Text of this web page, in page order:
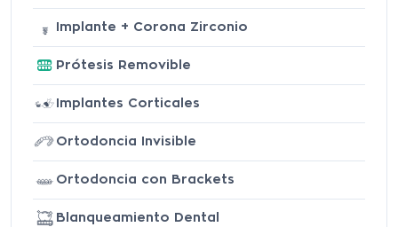
Implante + Corona Zirconio
Prótesis Removible
Implantes Corticales
Ortodoncia Invisible
Ortodoncia con Brackets
Blanqueamiento Dental